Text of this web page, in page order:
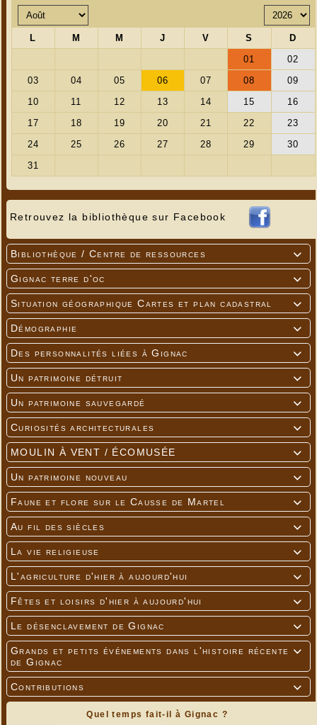
Retrouvez la bibliothèque sur Facebook

Bibliothèque / Centre de ressources

Gignac terre d'oc

Situation géographique Cartes et plan cadastral

Démographie

Des personnalités liées à Gignac

Un patrimoine détruit

Un patrimoine sauvegardé

Curiosités architecturales

MOULIN À VENT / ÉCOMUSÉE

Un patrimoine nouveau

Faune et flore sur le Causse de Martel

Au fil des siècles

La vie religieuse

L'agriculture d'hier à aujourd'hui

Fêtes et loisirs d'hier à aujourd'hui

Le désenclavement de Gignac

Grands et petits événements dans l'histoire récente
de Gignac

Contributions
Quel temps fait-il à Gignac ?